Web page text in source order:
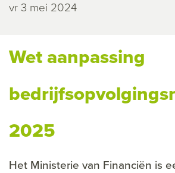
vr 3 mei 2024
Wet aanpassing
2025
Het Ministerie van Financiën is